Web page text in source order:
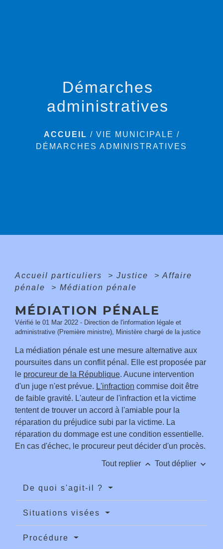
Démarches
administratives
ACCUEIL / VIE MUNICIPALE /
DÉMARCHES ADMINISTRATIVES
Accueil particuliers > Justice > Affaire
pénale
> Médiation pénale
MÉDIATION PÉNALE
Vérifié le 01 Mar 2022 - Direction de l'information légale et
administrative (Première ministre), Ministère chargé de la justice
La médiation pénale est une mesure alternative aux
poursuites dans un conflit pénal. Elle est proposée par
le procureur de la République. Aucune intervention
d'un juge n'est prévue. L'infraction commise doit être
de faible gravité. L'auteur de l'infraction et la victime
tentent de trouver un accord à l'amiable pour la
réparation du préjudice subi par la victime. La
réparation du dommage est une condition essentielle.
En cas d'échec, le procureur peut décider d'un procès.
Tout replier keyboard_arrow_up Tout déplier keyboard_arrow_down
De quoi s'agit-il ?
Situations visées
Procédure